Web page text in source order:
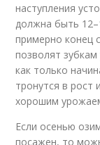
наступления
должна быть
примерно конец
позволят
как только
тронутся в рост
хорошим
Если осенью
посажен, то